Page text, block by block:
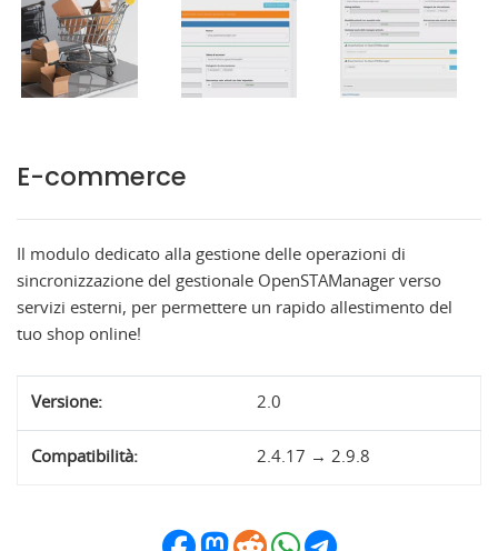
E-commerce
Il modulo dedicato alla gestione delle operazioni di
sincronizzazione del gestionale OpenSTAManager verso
servizi esterni, per permettere un rapido allestimento del
tuo shop online!
Versione: 2.0
Compatibilità: 2.4.17 → 2.9.8